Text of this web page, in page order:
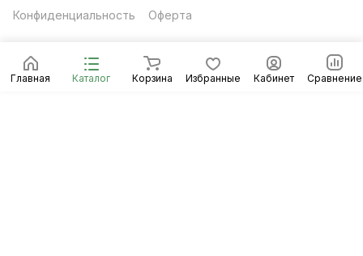
Главная Каталог Корзина Избранные Кабинет Сравнение
Конфиденциальность Оферта